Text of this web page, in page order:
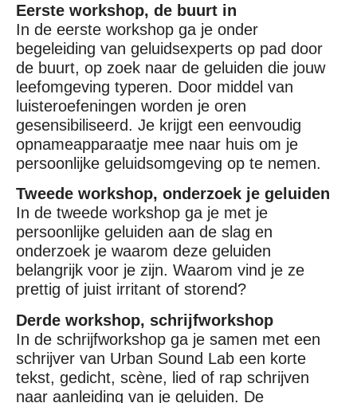
Eerste workshop, de buurt in
In de eerste workshop ga je onder
begeleiding van geluidsexperts op pad door
de buurt, op zoek naar de geluiden die jouw
leefomgeving typeren. Door middel van
luisteroefeningen worden je oren
gesensibiliseerd. Je krijgt een eenvoudig
opnameapparaatje mee naar huis om je
persoonlijke geluidsomgeving op te nemen.
Tweede workshop, onderzoek je geluiden
In de tweede workshop ga je met je
persoonlijke geluiden aan de slag en
onderzoek je waarom deze geluiden
belangrijk voor je zijn. Waarom vind je ze
prettig of juist irritant of storend?
Derde workshop, schrijfworkshop
In de schrijfworkshop ga je samen met een
schrijver van Urban Sound Lab een korte
tekst, gedicht, scène, lied of rap schrijven
naar aanleiding van je geluiden. De